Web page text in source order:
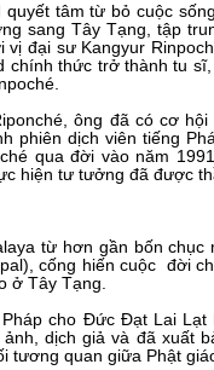
tâm từ bỏ cuộc
sang Tây Tạng, tập
đại sư Kangyur
chính thức trở thành tu
ông đã có cơ
phiên dịch viên tiếng
qua đời vào năm
hiện tư tưởng đã được
từ hơn gần bốn
cống hiến cuộc đời
ở Tây Tạng.
cho Đức Đạt Lai
dịch giả và đã xuất
tương quan giữa Phật